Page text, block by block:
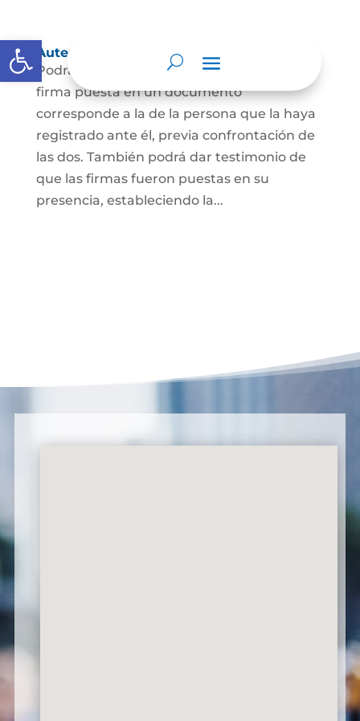
Abrir barra de herramientas
Autenticación de Firma
Podrá dar testimonio escrito de que la
firma puesta en un documento
corresponde a la de la persona que la haya
registrado ante él, previa confrontación de
las dos. También podrá dar testimonio de
que las firmas fueron puestas en su
presencia, estableciendo la...